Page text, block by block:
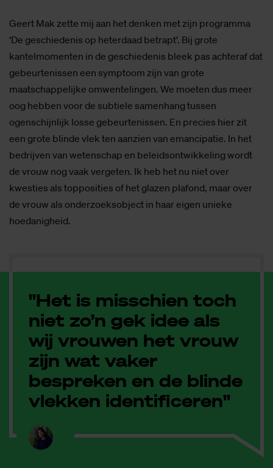
Geert Mak zette mij aan het denken met zijn programma
‘De geschiedenis op heterdaad betrapt’. Bij grote
kantelmomenten in de geschiedenis bleek pas achteraf dat
gebeurtenissen een symptoom zijn van grote
maatschappelijke omwentelingen. We moeten dus meer
oog hebben voor de subtiele samenhang tussen
ogenschijnlijk losse gebeurtenissen. En precies hier zit
een grote blinde vlek ten aanzien van emancipatie. In het
bedrijven van wetenschap en beleidsontwikkeling wordt
de vrouw nog vaak vergeten. Ik heb het nu niet over
kwesties als topposities of het glazen plafond, maar over
de vrouw als onderzoeksobject in haar eigen unieke
hoedanigheid.
"Het is misschien toch
niet zo’n gek idee als
wij vrouwen het vrouw
zijn wat vaker
bespreken en de blinde
vlekken identificeren"